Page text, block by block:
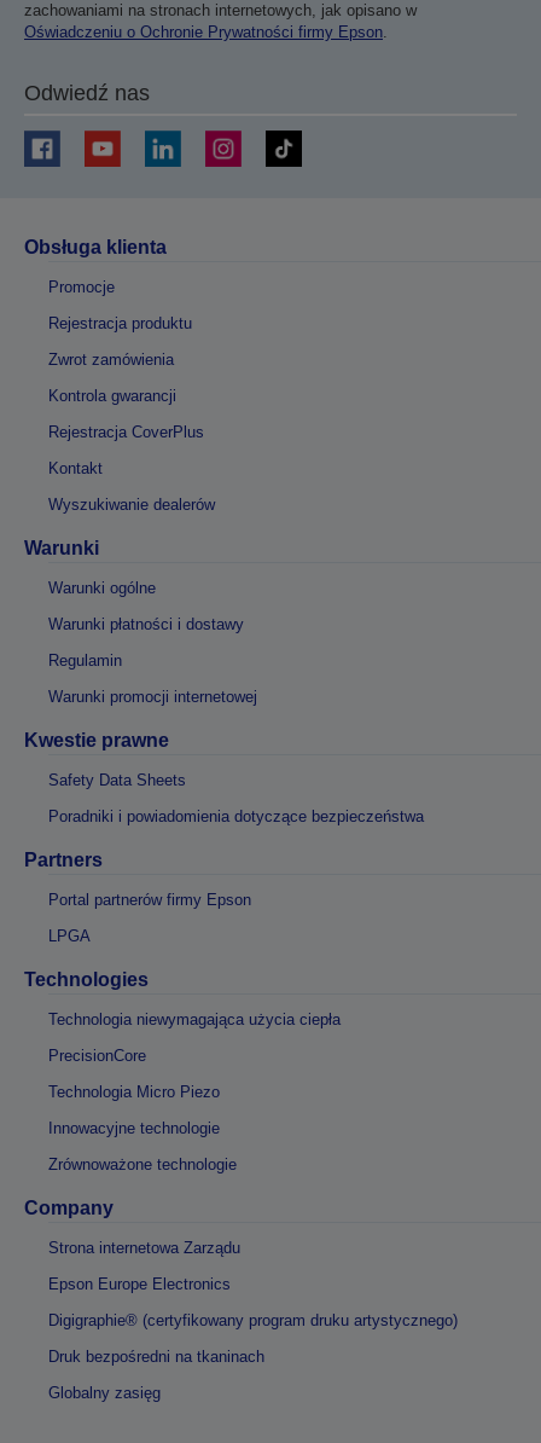
zachowaniami na stronach internetowych, jak opisano w
Oświadczeniu o Ochronie Prywatności firmy Epson.
Odwiedź nas
Obsługa klienta
Promocje
Rejestracja produktu
Zwrot zamówienia
Kontrola gwarancji
Rejestracja CoverPlus
Kontakt
Wyszukiwanie dealerów
Warunki
Warunki ogólne
Warunki płatności i dostawy
Regulamin
Warunki promocji internetowej
Kwestie prawne
Safety Data Sheets
Poradniki i powiadomienia dotyczące bezpieczeństwa
Partners
Portal partnerów firmy Epson
LPGA
Technologies
Technologia niewymagająca użycia ciepła
PrecisionCore
Technologia Micro Piezo
Innowacyjne technologie
Zrównoważone technologie
Company
Strona internetowa Zarządu
Epson Europe Electronics
Digigraphie® (certyfikowany program druku artystycznego)
Druk bezpośredni na tkaninach
Globalny zasięg